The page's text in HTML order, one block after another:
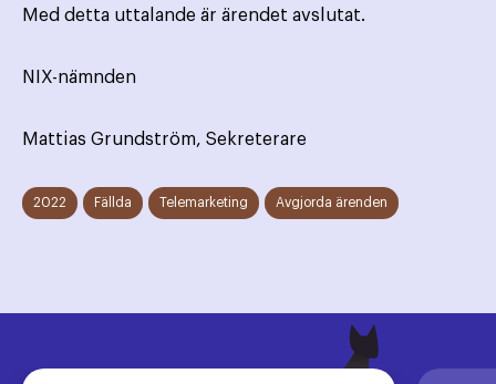
Med detta uttalande är ärendet avslutat.
NIX-nämnden
Mattias Grundström, Sekreterare
2022 Fällda Telemarketing Avgjorda ärenden